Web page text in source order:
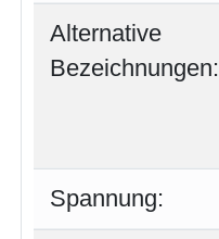
Alternative
Bezeichnungen:
Spannung: